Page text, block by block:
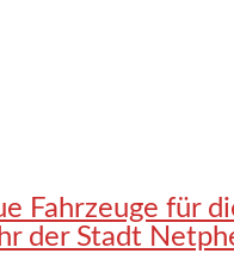
Fahrzeuge für
der Stadt